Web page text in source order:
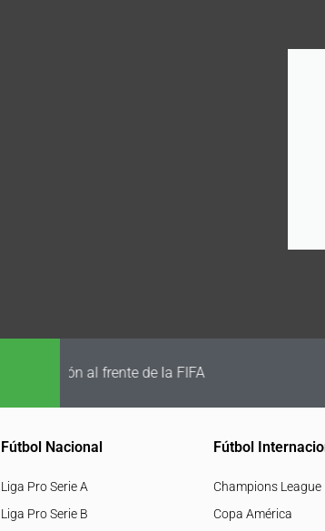
La Tri confirma su primer amistoso
Fútbol Nacional
Liga Pro Serie A
Liga Pro Serie B
Fútbol
Champions League
Copa América